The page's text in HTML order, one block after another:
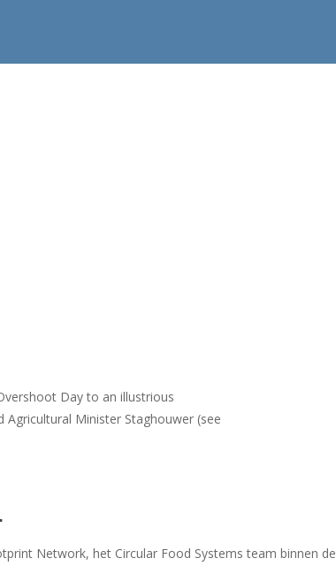
Day to an illustrious
Agricultural Minister Staghouwer (see
Network, het Circular Food Systems team binnen de